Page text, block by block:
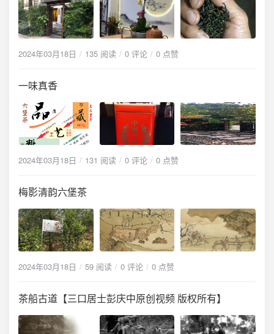
2024年03月18日 135 阅读 0 评论 0 点赞
一味真香
2024年03月18日 131 阅读 0 评论 0 点赞
梅影清韵六堡茶
2024年03月18日 59 阅读 0 评论 0 点赞
茶船古道【三口居士彭庆中原创视频 版权所有】